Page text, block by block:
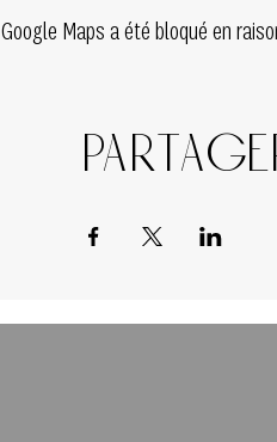
Google Maps a été bloqué en